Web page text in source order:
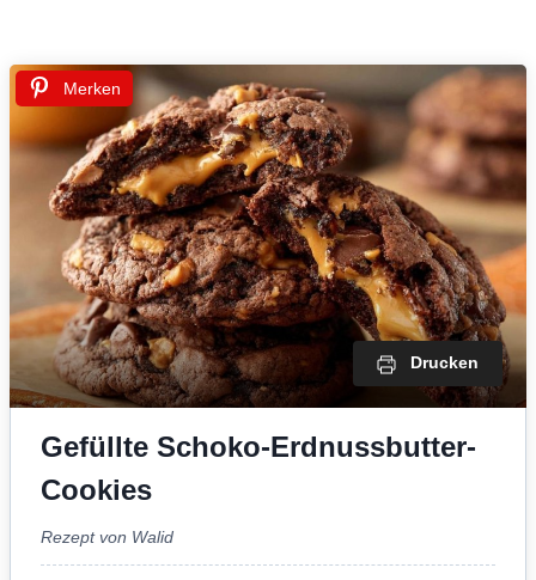
Merken
Drucken
Gefüllte Schoko-Erdnussbutter-
Cookies
Rezept von Walid